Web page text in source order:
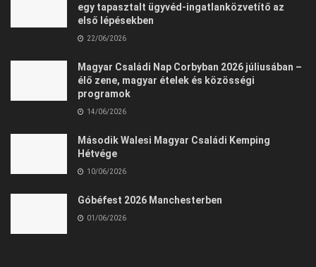
egy tapasztalt ügyvéd-ingatlanközvetítő az
első lépésekben
22/06/2026
Magyar Családi Nap Corbyban 2026 júliusában –
élő zene, magyar ételek és közösségi
programok
14/06/2026
Második Walesi Magyar Családi Kemping
Hétvége
10/06/2026
Góbéfest 2026 Manchesterben
01/06/2026